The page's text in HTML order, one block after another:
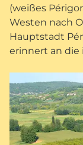
(weißes
Westen nach
Hauptstadt
erinnert an die